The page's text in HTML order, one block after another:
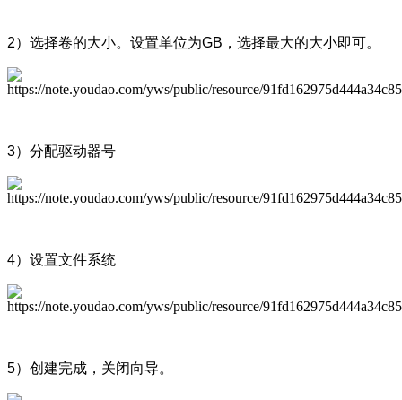
2）选择卷的大小。设置单位为GB，选择最大的大小即可。
3）分配驱动器号
4）设置文件系统
5）创建完成，关闭向导。